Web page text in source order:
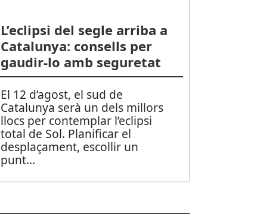
L’eclipsi del segle arriba a
Catalunya: consells per
gaudir-lo amb seguretat
El 12 d’agost, el sud de
Catalunya serà un dels millors
llocs per contemplar l’eclipsi
total de Sol. Planificar el
desplaçament, escollir un
punt...